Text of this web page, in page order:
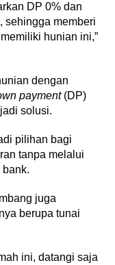
DP 0% dan
sehingga memberi
hunian ini,”
dengan
payment(DP)
solusi.
pilihan bagi
tanpa melalui
bank.
juga
berupa tunai
ini, datangi saja